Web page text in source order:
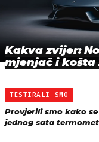
Kakva zvijer:
mjenjač i košta
TESTIRALI SMO
Provjerili smo kako
jednog sata